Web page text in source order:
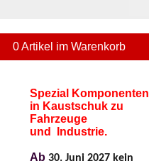
0 Artikel im Warenkorb
Spezial Komponenten
in Kaustschuk zu
Fahrzeuge
und Industrie.
Ab 30. Juni 2027 kein